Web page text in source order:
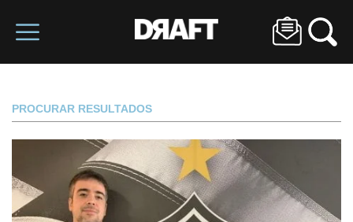
PROCURAR RESULTADOS